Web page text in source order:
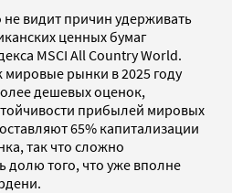
не видит причин удерживать
ценных бумаг
MSCI All Country World.
мировые рынки в 2025 году
дешевых оценок,
прибылей мировых
65% капитализации
так что сложно
долю того, что уже вполне